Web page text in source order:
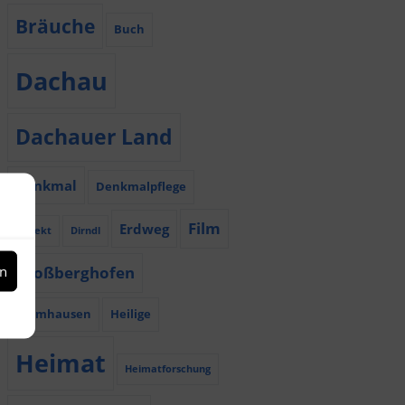
Bräuche Buch
Dachau
Dachauer Land
Denkmal Denkmalpflege
Dialekt Dirndl Erdweg Film
Großberghofen
Haimhausen Heilige
Heimat Heimatforschung